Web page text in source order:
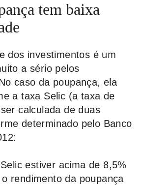
tem baixa
dos investimentos é um
a sério pelos
caso da poupança, ela
a taxa Selic (a taxa de
calculada de duas
determinado pelo Banco
estiver acima de 8,5%
rendimento da poupança